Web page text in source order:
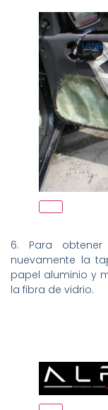
6. Para
nuevamente la
papel aluminio y
la fibra de vidrio.